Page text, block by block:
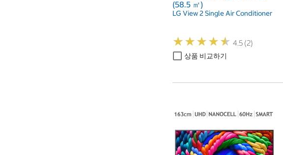
(58.5 ㎡)
LG View 2 Single Air Conditioner
★★★★★
★★★★★ 4.5 (2)
상품 비교하기